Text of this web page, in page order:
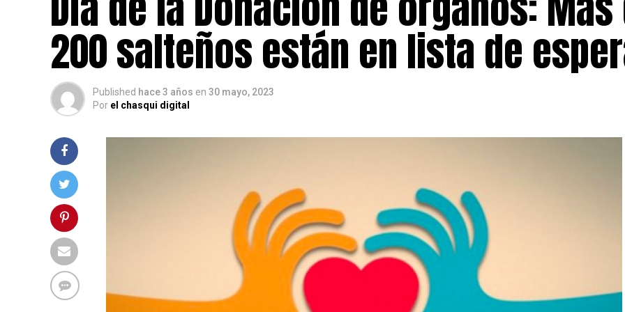
200 salteños están en lista de
Published hace 3 años en 30 mayo, 2023
Por el chasqui digital